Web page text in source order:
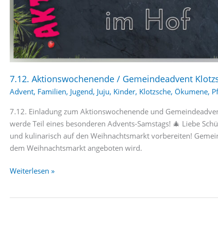
7.12. Aktionswochenende / Gemeindeadvent
Advent, Familien, Jugend, Juju, Kinder, Klotzsche, Ökumene,
7.12. Einladung zum Aktionswochenende und
werde Teil eines besonderen Advents-Samstags! 🎄 Liebe
und kulinarisch auf den Weihnachtsmarkt vorbereiten!
dem Weihnachtsmarkt angeboten wird.
7.12.
Weiterlesen »